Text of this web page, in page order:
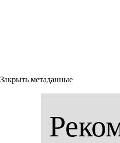
Закрыть метаданные